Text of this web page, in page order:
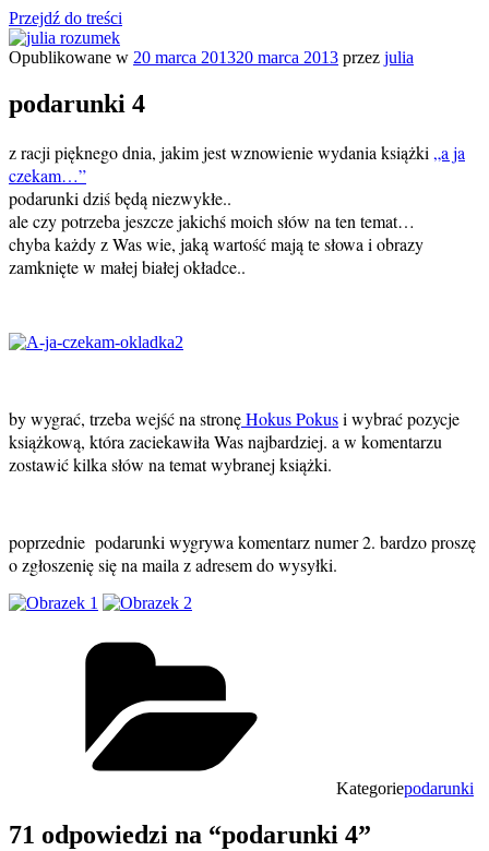
Przejdź do treści
Opublikowane w 20 marca 201320 marca 2013 przez julia
podarunki 4
z racji pięknego dnia, jakim jest wznowienie wydania książki „a ja
czekam…”
podarunki dziś będą niezwykłe..
ale czy potrzeba jeszcze jakichś moich słów na ten temat…
chyba każdy z Was wie, jaką wartość mają te słowa i obrazy
zamknięte w małej białej okładce..
by wygrać, trzeba wejść na stronęHokus Pokusi wybrać pozycje
książkową, która zaciekawiła Was najbardziej. a w komentarzu
zostawić kilka słów na temat wybranej książki.
poprzednie podarunki wygrywa komentarz numer 2. bardzo proszę
o zgłoszenię się na maila z adresem do wysyłki.
Kategoriepodarunki
71 odpowiedzi na “podarunki 4”